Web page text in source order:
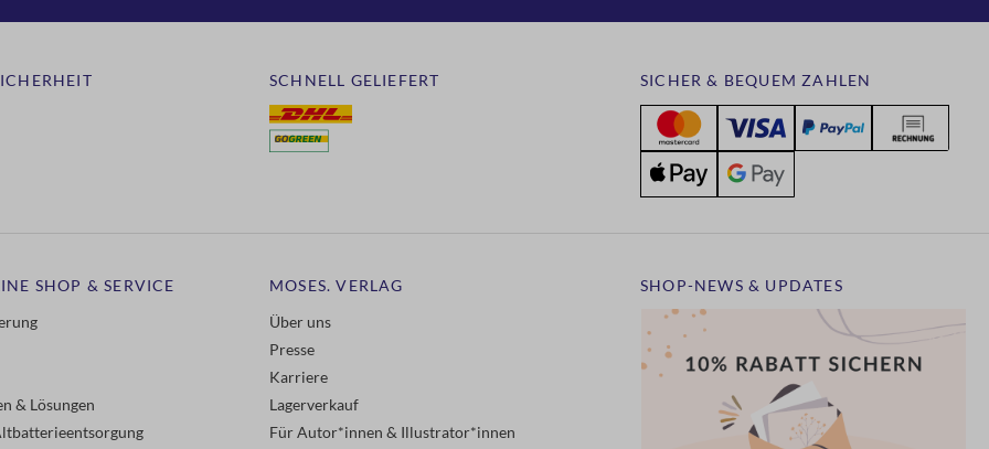
SCHNELL GELIEFERT SICHER & BEQUEM ZAHLEN
SHOP & SERVICE
& Lösungen
MOSES. VERLAG
Über uns
Presse
Karriere
Lagerverkauf
Für Autor*innen & Illustrator*innen
SHOP-NEWS & UPDATES